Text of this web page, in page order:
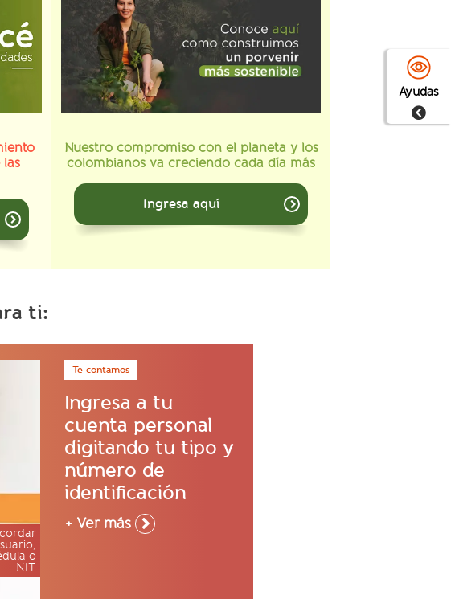
Ayudas
Nuestro compromiso con el planeta y los
colombianos va creciendo cada día más
Ingresa aquí
ti:
o
NIT
Te contamos
Ingresa a tu
cuenta personal
digitando tu tipo y
número de
identificación
+ Ver más